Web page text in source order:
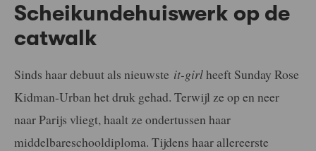
Scheikundehuiswerk op de
catwalk
Sinds haar debuut als nieuwste it-girlheeft Sunday Rose
Kidman-Urban het druk gehad. Terwijl ze op en neer
naar Parijs vliegt, haalt ze ondertussen haar
middelbareschooldiploma. Tijdens haar allereerste